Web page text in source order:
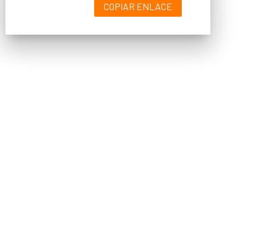
COPIAR ENLACE